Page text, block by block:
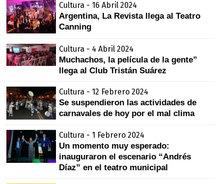
Cultura - 16 Abril 2024
Argentina, La Revista llega al Teatro
Canning
Cultura - 4 Abril 2024
Muchachos, la película de la gente”
llega al Club Tristán Suárez
Cultura - 12 Febrero 2024
Se suspendieron las actividades de
carnavales de hoy por el mal clima
Cultura - 1 Febrero 2024
Un momento muy esperado:
inauguraron el escenario “Andrés
Díaz” en el teatro municipal